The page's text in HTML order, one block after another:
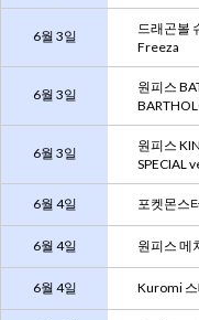
6월 3일
드래곤볼
Freeza
6월 3일
원피스
6월 3일
원피스
SPECIAL
6월 4일 포켓몬스
6월 4일 원피스 메
6월 4일 Kuromi 스